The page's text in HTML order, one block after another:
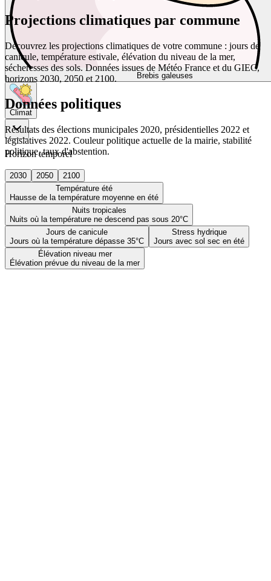
Brebis galeuses
Climat
Horizon temporel
2030 2050
2100
Température été
Hausse de la température moyenne en été
Nuits tropicales
Nuits où la température ne descend pas sous 20°C
Jours de canicule
Jours où la température dépasse 35°C
Stress hydrique
Jours avec sol sec en été
Élévation niveau mer
Élévation prévue du niveau de la mer
Projections climatiques par commune
Découvrez les projections climatiques de votre commune : jours de
canicule, température estivale, élévation du niveau de la mer,
sécheresses des sols. Données issues de Météo France et du GIEC,
horizons 2030, 2050 et 2100.
Données politiques
Résultats des élections municipales 2020, présidentielles 2022 et
législatives 2022. Couleur politique actuelle de la mairie, stabilité
politique, taux d'abstention.